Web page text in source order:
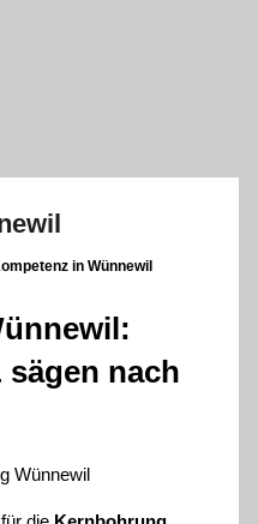
in Wünnewil
nach